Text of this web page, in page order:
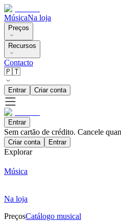
MúsicaNa loja
Preços
Recursos
Contacto
🇵🇹
Entrar Criar conta
Entrar
Sem cartão de crédito. Cancele
Criar conta Entrar
Explorar
Música
Na loja
PreçosCatálogo musical